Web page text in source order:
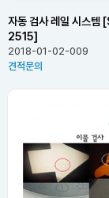
자동 검사 레일 시스
2515]
2018-01-02-009
견적문의